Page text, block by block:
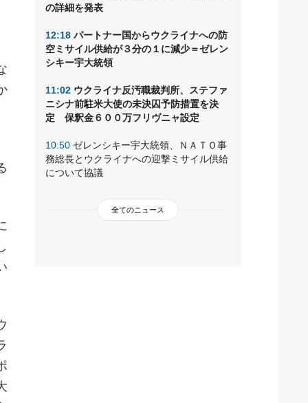
の詳細を発表
12:18 パートナー国からウクライナへの防
空ミサイル供給が３分の１に減少＝ゼレン
シキー宇大統領
11:02 ウクライナ反汚職裁判所、ステファ
ニシナ前駐米大使の未決囚予防措置を決
定 保釈金６００万フリヴニャ設定
10:50 ゼレンシキー宇大統領、ＮＡＴＯ事
務総長とウクライナへの迎撃ミサイル供給
について協議
全てのニュース